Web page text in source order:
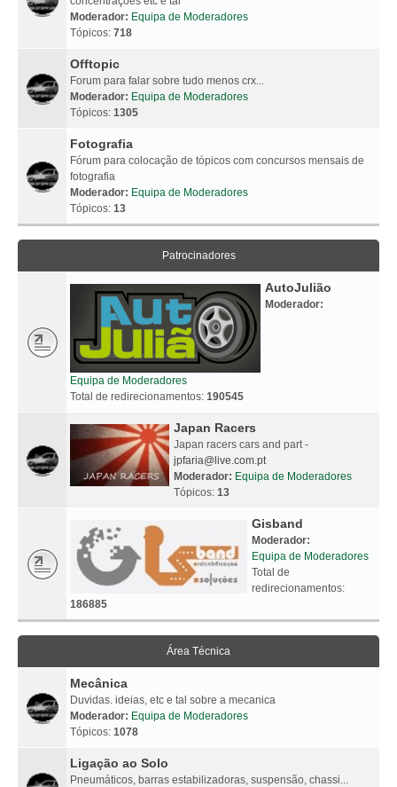
Moderador: Equipa de Moderadores
Tópicos: 718
Offtopic
Forum para falar sobre tudo menos crx...
Moderador: Equipa de Moderadores
Tópicos: 1305
Fotografia
Fórum para colocação de tópicos com concursos mensais de
fotografia
Moderador: Equipa de Moderadores
Tópicos: 13
Patrocinadores
AutoJulião
Moderador:
Equipa de Moderadores
Total de redirecionamentos: 190545
Japan Racers
Japan racers cars and part -
jpfaria@live.com.pt
Moderador: Equipa de Moderadores
Tópicos: 13
Gisband
Moderador:
Equipa de Moderadores
Total de
redirecionamentos:
186885
Área Técnica
Mecânica
Duvidas. ideias, etc e tal sobre a mecanica
Moderador: Equipa de Moderadores
Tópicos: 1078
Ligação ao Solo
Pneumáticos, barras estabilizadoras, suspensão, chassi...